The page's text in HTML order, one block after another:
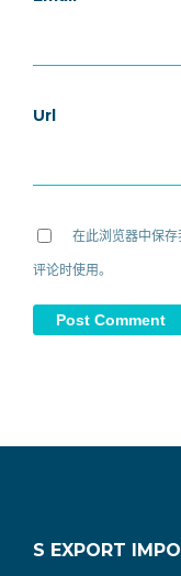
Url
在此浏览器中保
评论时使用。
S EXPORT